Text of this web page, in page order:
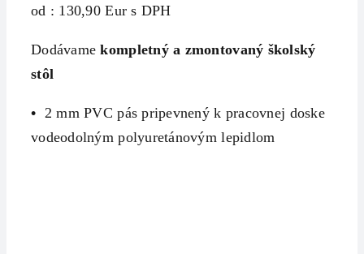
od : 130,90 Eur s DPH
Dodávamekompletný a zmontovaný školský
stôl
• 2 mm PVC pás pripevnený k pracovnej doske
vodeodolným polyuretánovým lepidlom